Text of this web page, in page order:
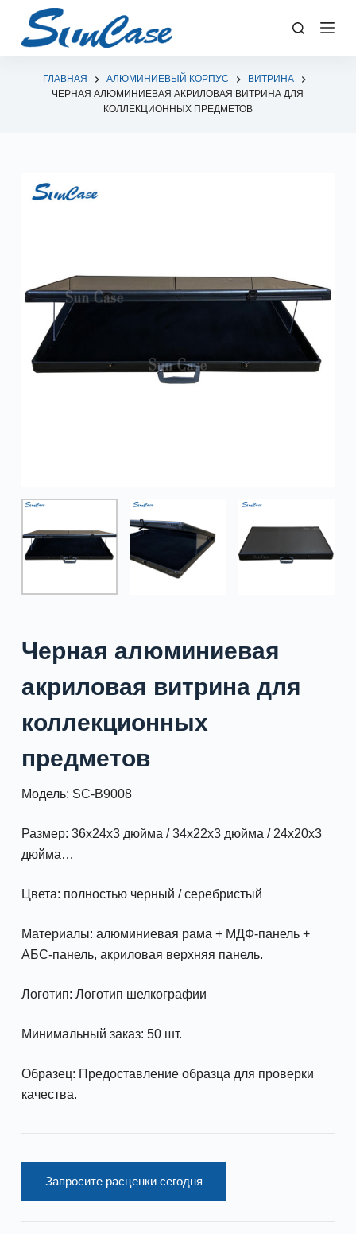
е
ГЛАВНАЯ АЛЮМИНИЕВЫЙ КОРПУС
ВИТРИНА
ЧЕРНАЯ АЛЮМИНИЕВАЯ АКРИЛОВАЯ ВИТРИНА ДЛЯ
КОЛЛЕКЦИОННЫХ ПРЕДМЕТОВ
Черная алюминиевая
акриловая витрина для
коллекционных
предметов
Модель: SC-B9008
Размер: 36x24x3 дюйма / 34x22x3 дюйма / 24x20x3
дюйма…
Цвета: полностью черный / серебристый
Материалы: алюминиевая рама + МДФ-панель +
АБС-панель, акриловая верхняя панель.
Логотип: Логотип шелкографии
Минимальный заказ: 50 шт.
Образец: Предоставление образца для проверки
качества.
Запросите расценки сегодня